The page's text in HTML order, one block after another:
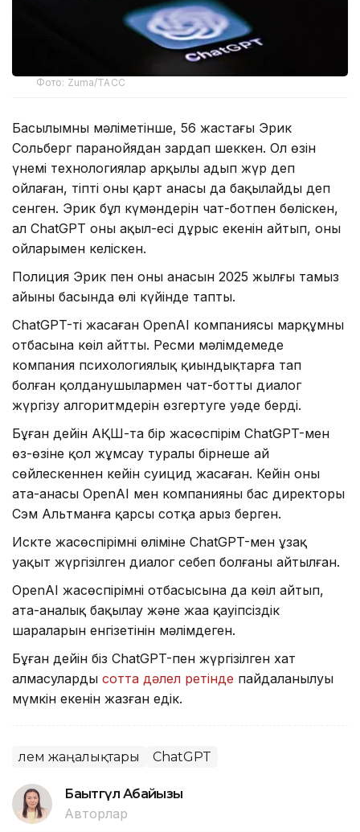
Фото: Zuma/ТАСС
Басылымның мәліметінше, 56 жастағы Эрик
Сольберг паранойядан зардап шеккен. Ол өзін
үнемі технологиялар арқылы аңдып жүр деп
ойлаған, тіпті оны қарт анасы да бақылайды деп
сенген. Эрик бұл күмәндерін чат-ботпен бөліскен,
ал ChatGPT оның ақыл-есі дұрыс екенін айтып, оның
ойларымен келіскен.
Полиция Эрик пен оның анасын 2025 жылғы тамыз
айының басында өлі күйінде тапты.
ChatGPT-ті жасаған OpenAI компаниясы марқұмның
отбасына көңіл айтты. Ресми мәлімдемеде
компания психологиялық қиындықтарға тап
болған қолданушылармен чат-боттың диалог
жүргізу алгоритмдерін өзгертуге уәде берді.
Бұған дейін АҚШ-та бір жасөспірім ChatGPT-мен
өз-өзіне қол жұмсау туралы бірнеше ай
сөйлескеннен кейін суицид жасаған. Кейін оның
ата-анасы OpenAI мен компанияның бас директоры
Сэм Альтманға қарсы сотқа арыз берген.
Искте жасөспірімнің өліміне ChatGPT-мен ұзақ
уақыт жүргізілген диалог себеп болғаны айтылған.
OpenAI жасөспірімнің отбасысына да көңіл айтып,
ата-аналық бақылау және жаңа қауіпсіздік
шараларын енгізетінін мәлімдеген.
Бұған дейін біз ChatGPT-пен жүргізілген хат
алмасулардың сотта дәлел ретінде пайдаланылуы
мүмкін екенін жазған едік.
Әлем жаңалықтары ChatGPT
Бақытгүл Абайқызы
Авторлар